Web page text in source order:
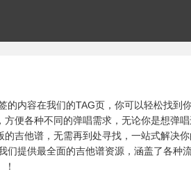
的内容在我们的TAG页，你可以轻松找到
便各种不同的弹唱需求，无论你是想弹
吉他谱，无需再到处寻找，一站式解决
们提供最全面的吉他谱资源，涵盖了各种